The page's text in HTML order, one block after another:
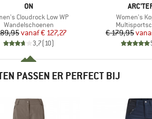
MERK
ON
Cloudrock Low WP
Productgroep
Wandelschoenen
Prijs
Verlaagde prijs
vanaf€ 127,27
3,7(10)
MERK
Artikel
Women's
€ 179,95
PASSEN ER PERFECT BIJ